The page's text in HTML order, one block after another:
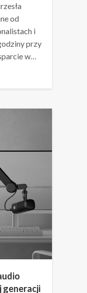
od
i
przy
w…
generacji